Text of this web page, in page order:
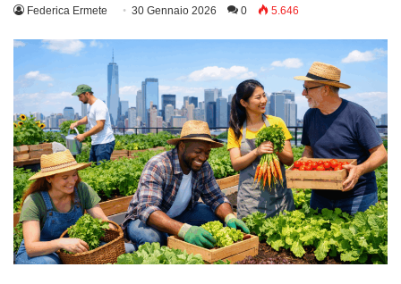
Federica Ermete 30 Gennaio 2026 0 5.646